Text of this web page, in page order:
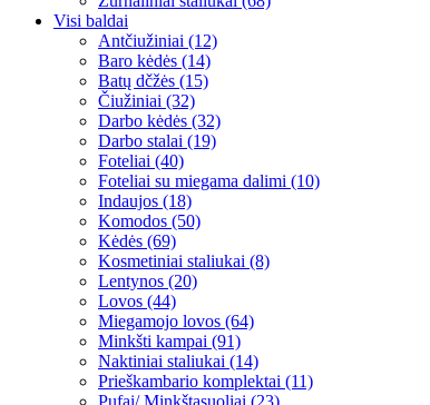
Visi baldai
Antčiužiniai (12)
Baro kėdės (14)
Batų dčžės (15)
Čiužiniai (32)
Darbo kėdės (32)
Darbo stalai (19)
Foteliai (40)
Foteliai su miegama dalimi (10)
Indaujos (18)
Komodos (50)
Kėdės (69)
Kosmetiniai staliukai (8)
Lentynos (20)
Lovos (44)
Miegamojo lovos (64)
Minkšti kampai (91)
Naktiniai staliukai (14)
Prieškambario komplektai (11)
Pufai/ Minkštasuoliai (23)